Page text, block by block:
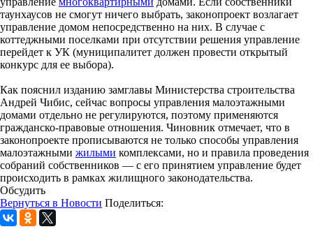
таунхаусов не смогут ничего выбрать, законопроект возлагает
управление домом непосредственно на них. В случае с
коттеджными поселками при отсутствии решения управление
перейдет к УК (муниципалитет должен провести открытый
конкурс для ее выбора).
Как пояснил изданию замглавы Министерства строительства
Андрей Чибис, сейчас вопросы управления малоэтажными
домами отдельно не регулируются, поэтому применяются
гражданско-правовые отношения. Чиновник отмечает, что в
законопроекте прописываются не только способы управления
малоэтажными жилыми комплексами, но и правила проведения
собраний собственников — с его принятием управление будет
происходить в рамках жилищного законодательства.
Обсудить
Вернуться в Новости Поделиться: